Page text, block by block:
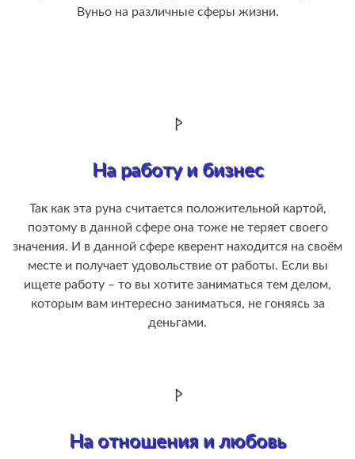
Вуньо на различные сферы жизни.
На работу и бизнес
Так как эта руна считается положительной картой,
поэтому в данной сфере она тоже не теряет своего
значения. И в данной сфере кверент находится на своём
месте и получает удовольствие от работы. Если вы
ищете работу – то вы хотите заниматься тем делом,
которым вам интересно заниматься, не гоняясь за
деньгами.
На отношения и любовь